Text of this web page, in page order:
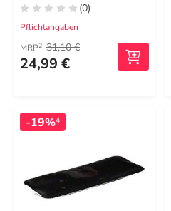
(0)
Pflichtangaben
MRP2 31,10 €
24,99 €
-19%4